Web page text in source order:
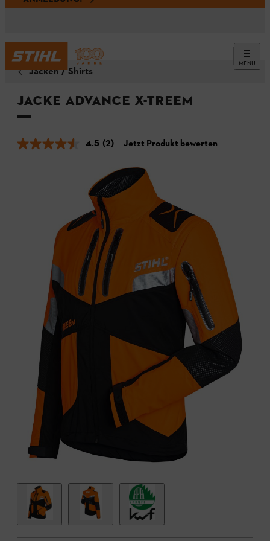
MENÜ
Jacken / Shirts
Jacke ADVANCE X-TREEm
4.5 (2) Jetzt Produkt bewerten